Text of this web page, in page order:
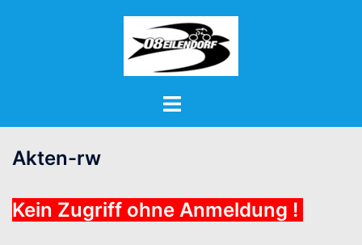
Menü
Akten-rw
Kein Zugriff ohne Anmeldung !